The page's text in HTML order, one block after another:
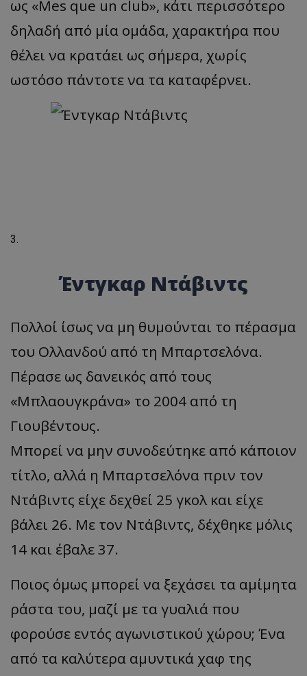
ως «Mes que un club», κάτι περισσότερο
δηλαδή από μία ομάδα, χαρακτήρα που
θέλει να κρατάει ως σήμερα, χωρίς
ωστόσο πάντοτε να τα καταφέρνει.
Έντγκαρ Ντάβιντς
Πολλοί ίσως να μη θυμούνται το πέρασμα
του Ολλανδού από τη Μπαρτσελόνα.
Πέρασε ως δανεικός από τους
«Μπλαουγκράνα» το 2004 από τη
Γιουβέντους.
Μπορεί να μην συνοδεύτηκε από κάποιον
τίτλο, αλλά η Μπαρτσελόνα πριν τον
Ντάβιντς είχε δεχθεί 25 γκολ και είχε
βάλει 26. Με τον Ντάβιντς, δέχθηκε μόλις
14 και έβαλε 37.
Ποιος όμως μπορεί να ξεχάσει τα αμίμητα
ράστα του, μαζί με τα γυαλιά που
φορούσε εντός αγωνιστικού χώρου; Ένα
από τα καλύτερα αμυντικά χαφ της